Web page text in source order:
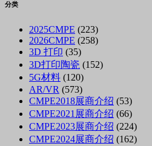
分类
2025CMPE (223)
2026CMPE (258)
3D 打印 (35)
3D打印陶瓷 (152)
5G材料 (120)
AR/VR (573)
CMPE2018展商介绍 (53)
CMPE2021展商介绍 (66)
CMPE2023展商介绍 (224)
CMPE2024展商介绍 (162)